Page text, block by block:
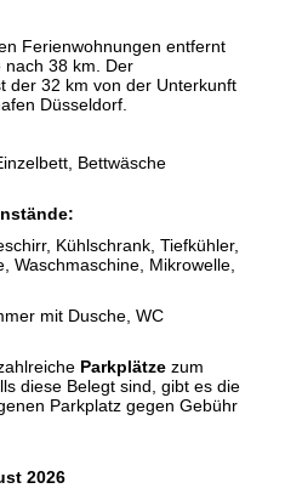
Ferienwohnungen entfernt
nach 38 km. Der
der 32 km von der Unterkunft
Düsseldorf.
Bettwäsche
Kühlschrank, Tiefkühler,
Waschmaschine, Mikrowelle,
mit Dusche, WC
Parkplätze zum
diese Belegt sind, gibt es die
Parkplatz gegen Gebühr
2026